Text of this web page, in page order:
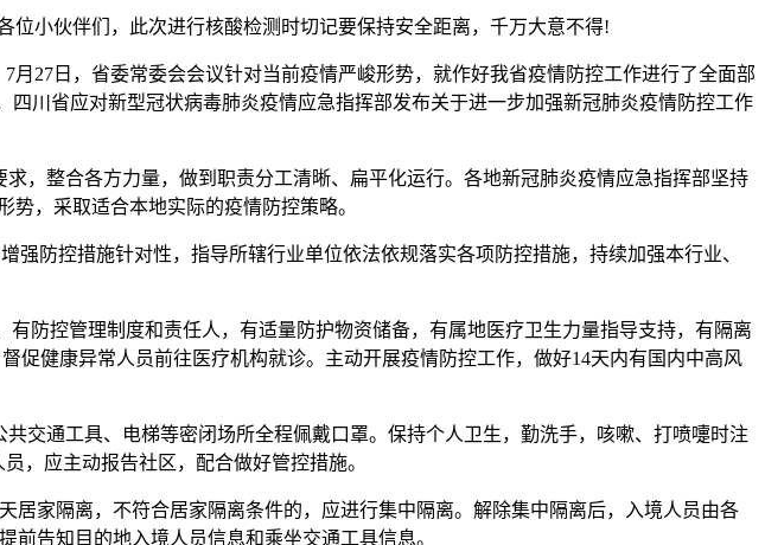
小伙伴们，此次进行核酸检测时切记要保持安全距离，千万大意不得!
27日，省委常委会会议针对当前疫情严峻形势，就作好我省疫情防控工作进行了全面部
川省应对新型冠状病毒肺炎疫情应急指挥部发布关于进一步加强新冠肺炎疫情防控工作
，整合各方力量，做到职责分工清晰、扁平化运行。各地新冠肺炎疫情应急指挥部坚持
，采取适合本地实际的疫情防控策略。
防控措施针对性，指导所辖行业单位依法依规落实各项防控措施，持续加强本行业、
防控管理制度和责任人，有适量防护物资储备，有属地医疗卫生力量指导支持，有隔离
健康异常人员前往医疗机构就诊。主动开展疫情防控工作，做好14天内有国内中高风
交通工具、电梯等密闭场所全程佩戴口罩。保持个人卫生，勤洗手，咳嗽、打喷嚏时注
，应主动报告社区，配合做好管控措施。
家隔离，不符合居家隔离条件的，应进行集中隔离。解除集中隔离后，入境人员由各
告知目的地入境人员信息和乘坐交通工具信息。